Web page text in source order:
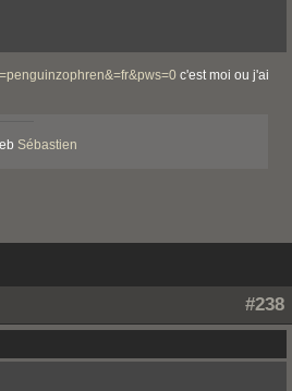
c'est moi ou j'ai
Sébastien
#238